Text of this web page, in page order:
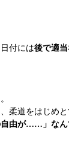
付には後で適
柔道をはじめ
自由が……」なん